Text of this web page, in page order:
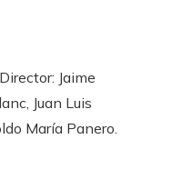
Jaime
Juan Luis
María Panero.